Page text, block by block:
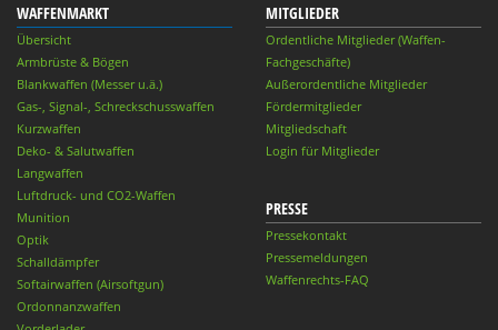
WAFFENMARKT
Übersicht
Armbrüste & Bögen
Blankwaffen (Messer u.ä.)
Gas-, Signal-, Schreckschusswaffen
Kurzwaffen
Deko- & Salutwaffen
Langwaffen
Luftdruck- und CO2-Waffen
Munition
Optik
Schalldämpfer
Softairwaffen (Airsoftgun)
Ordonnanzwaffen
MITGLIEDER
Ordentliche Mitglieder (Waffen-
Fachgeschäfte)
Außerordentliche Mitglieder
Fördermitglieder
Mitgliedschaft
Login für Mitglieder
PRESSE
Pressekontakt
Pressemeldungen
Waffenrechts-FAQ